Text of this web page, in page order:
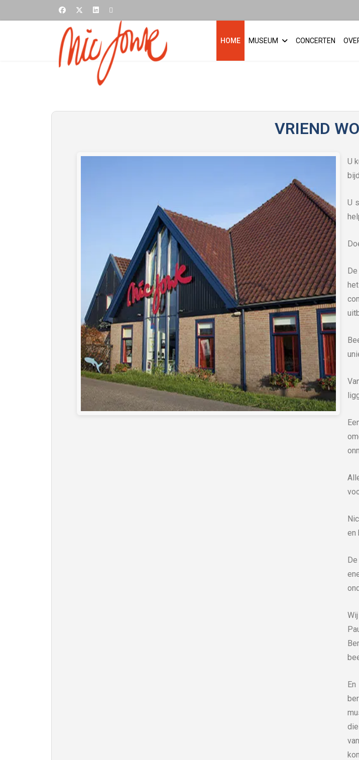
HOME MUSEUM CONCERTEN
VRIEND
U
U
en